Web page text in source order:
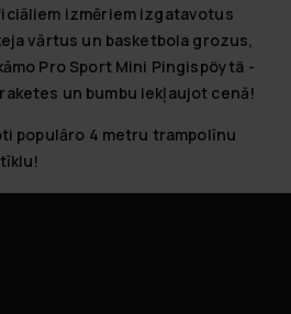
izmēriem izgatavotus
vārtus un basketbola grozus,
Pro Sport Mini Pingispöytä -
un bumbu iekļaujot cenā!
populāro 4 metru trampolīnu